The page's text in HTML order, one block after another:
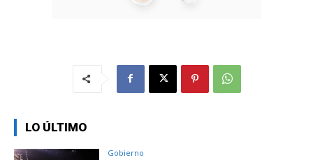
LO ÚLTIMO
Gobierno